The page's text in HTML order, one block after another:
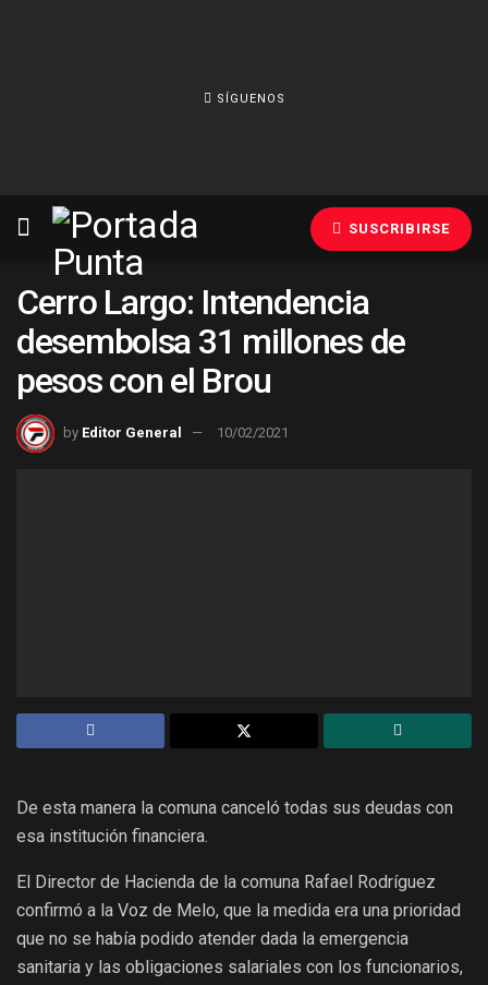
SÍGUENOS
SUSCRIBIRSE
Cerro Largo: Intendencia
desembolsa 31 millones de
pesos con el Brou
by Editor General 10/02/2021
De esta manera la comuna canceló todas sus deudas con
esa institución financiera.
El Director de Hacienda de la comuna Rafael Rodríguez
confirmó a la Voz de Melo, que la medida era una prioridad
que no se había podido atender dada la emergencia
sanitaria y las obligaciones salariales con los funcionarios,